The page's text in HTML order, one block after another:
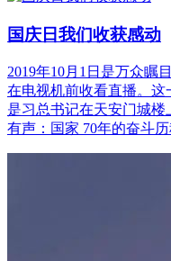
国庆日我们收获感动
2019年10月1日是万众瞩
在电视机前收看直播。
是习总书记在天安门城
有声：国家 70年的奋斗